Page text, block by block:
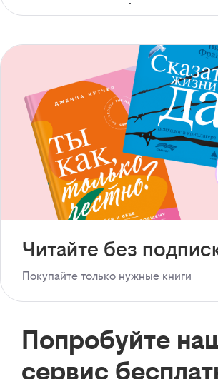
с доступом офлайн
Читайте без
Покупайте только нужные книги
Попробуйте
сервис